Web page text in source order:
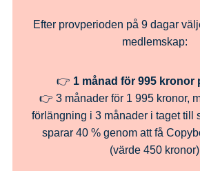
Efter provperioden på 9 dagar
medlemskap:
👉 1 månad för 995 kronor
👉 3 månader för 1 995 kronor,
förlängning i 3 månader i taget till
sparar 40 % genom att få
(värde 450 kronor)